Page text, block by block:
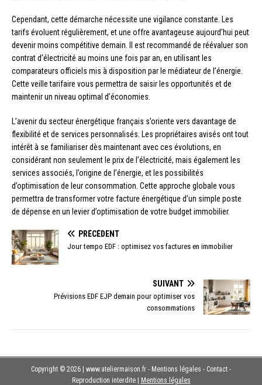
Cependant, cette démarche nécessite une vigilance constante. Les
tarifs évoluent régulièrement, et une offre avantageuse aujourd’hui peut
devenir moins compétitive demain. Il est recommandé de réévaluer son
contrat d’électricité au moins une fois par an, en utilisant les
comparateurs officiels mis à disposition par le médiateur de l’énergie.
Cette veille tarifaire vous permettra de saisir les opportunités et de
maintenir un niveau optimal d’économies.
L’avenir du secteur énergétique français s’oriente vers davantage de
flexibilité et de services personnalisés. Les propriétaires avisés ont tout
intérêt à se familiariser dès maintenant avec ces évolutions, en
considérant non seulement le prix de l’électricité, mais également les
services associés, l’origine de l’énergie, et les possibilités
d’optimisation de leur consommation. Cette approche globale vous
permettra de transformer votre facture énergétique d’un simple poste
de dépense en un levier d’optimisation de votre budget immobilier.
PRÉCÉDENT
Jour tempo EDF : optimisez vos factures en immobilier
SUIVANT
Prévisions EDF EJP demain pour optimiser vos
consommations
Copyright © 2026 | www.ateliermaison.fr - Mentions légales - Contact -
Reproduction interdite
Mentions légales